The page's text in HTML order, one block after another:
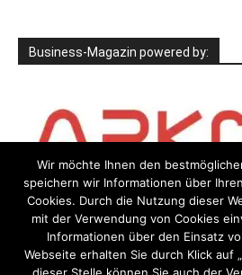
Business-Magazin powered by:
Wir möchte Ihnen den
speichern wir Informationen über
Cookies. Durch die Nutzung dieser
mit der Verwendung von Cookies
Informationen über den Einsatz
Webseite erhalten Sie durch Klick auf